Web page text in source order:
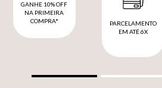
GANHE 10% OFF
NA PRIMEIRA
COMPRA*
PARCELAMENTO
EM ATÉ 6X